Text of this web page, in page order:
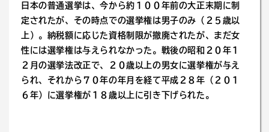
日本の普通選挙は、今から約１００年前の大正末期に制
定されたが、その時点での選挙権は男子のみ（２５歳以
上）。納税額に応じた資格制限が撤廃されたが、まだ女
性には選挙権は与えられなかった。戦後の昭和２０年１
２月の選挙法改正で、２０歳以上の男女に選挙権が与え
られ、それから７０年の年月を経て平成２８年（２０１
６年）に選挙権が１８歳以上に引き下げられた。